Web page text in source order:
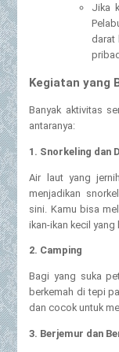
Jika
darat
Kegiatan yang
Banyak aktivitas
antaranya:
1. Snorkeling dan
Air laut yang
menjadikan
sini. Kamu bisa
ikan-ikan kecil yang
2. Camping
Bagi yang suka
berkemah di tepi
dan cocok untuk
3. Berjemur dan